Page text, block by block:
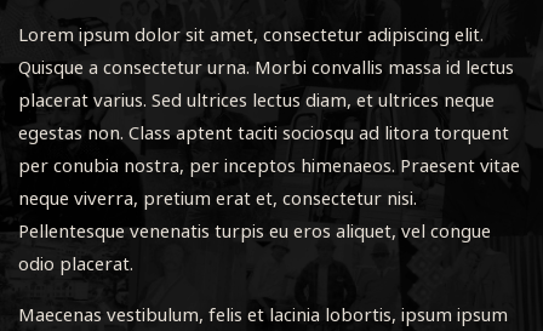
Lorem ipsum dolor sit amet, consectetur adipiscing elit.
Quisque a consectetur urna. Morbi convallis massa id lectus
placerat varius. Sed ultrices lectus diam, et ultrices neque
egestas non. Class aptent taciti sociosqu ad litora torquent
per conubia nostra, per inceptos himenaeos. Praesent vitae
neque viverra, pretium erat et, consectetur nisi.
Pellentesque venenatis turpis eu eros aliquet, vel congue
odio placerat.
Maecenas vestibulum, felis et lacinia lobortis, ipsum ipsum